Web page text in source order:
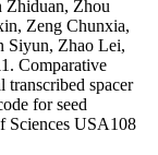
Zhiduan, Zhou
Zeng Chunxia,
Siyun, Zhao Lei,
Comparative
transcribed spacer
for seed
Sciences USA108